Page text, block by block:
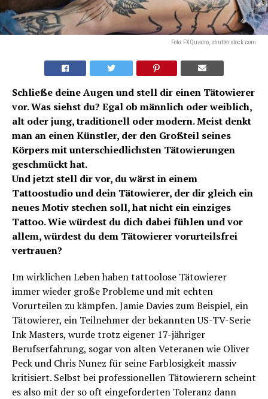
Foto: FXQuadro, shutterstock.com
Schließe deine Augen und stell dir einen Tätowierer
vor. Was siehst du? Egal ob männlich oder weiblich,
alt oder jung, traditionell oder modern. Meist denkt
man an einen Künstler, der den Großteil seines
Körpers mit unterschiedlichsten Tätowierungen
geschmückt hat.
Und jetzt stell dir vor, du wärst in einem
Tattoostudio und dein Tätowierer, der dir gleich ein
neues Motiv stechen soll, hat nicht ein einziges
Tattoo. Wie würdest du dich dabei fühlen und vor
allem, würdest du dem Tätowierer vorurteilsfrei
vertrauen?
Im wirklichen Leben haben tattoolose Tätowierer
immer wieder große Probleme und mit echten
Vorurteilen zu kämpfen. Jamie Davies zum Beispiel, ein
Tätowierer, ein Teilnehmer der bekannten US-TV-Serie
Ink Masters, wurde trotz eigener 17-jähriger
Berufserfahrung, sogar von alten Veteranen wie Oliver
Peck und Chris Nunez für seine Farblosigkeit massiv
kritisiert. Selbst bei professionellen Tätowierern scheint
es also mit der so oft eingeforderten Toleranz dann